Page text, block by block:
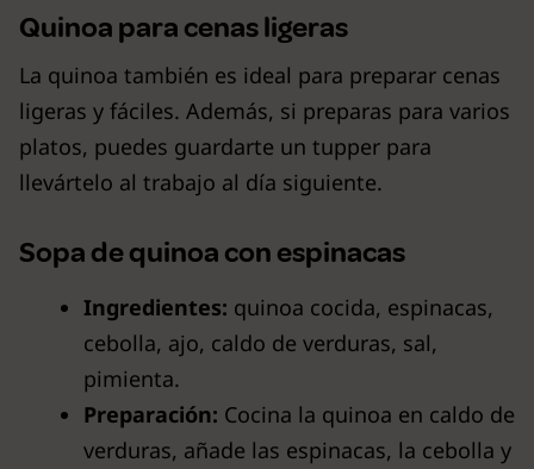
Quinoa para cenas ligeras
La quinoa también es ideal para preparar cenas
ligeras y fáciles. Además, si preparas para varios
platos, puedes guardarte un tupper para
llevártelo al trabajo al día siguiente.
Sopa de quinoa con espinacas
Ingredientes: quinoa cocida, espinacas,
cebolla, ajo, caldo de verduras, sal,
pimienta.
Preparación: Cocina la quinoa en caldo de
verduras, añade las espinacas, la cebolla y